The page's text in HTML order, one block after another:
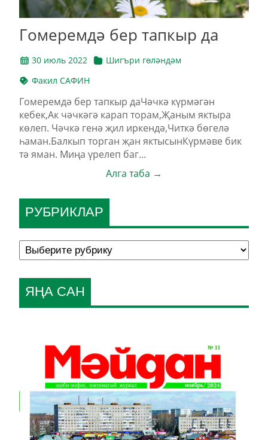
Гомеремдә бер тапкыр да
30 июль 2022
Шигъри гөләндәм
Факил САФИН
Гомеремдә бер тапкыр даЧәчкә күрмәгән
кебек,Ак чәчкәгә карап торам,Җаным яктыра
көлеп. Чәчкә генә җил иркендә,Читкә бөгелә
һаман.Балкып торган җан яктысынКүрмәве бик
тә яман. Миңа үрелеп баг...
Алга таба →
РУБРИКЛАР
ЯҢА САН